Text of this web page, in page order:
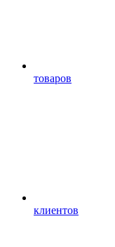
товаров
клиентов